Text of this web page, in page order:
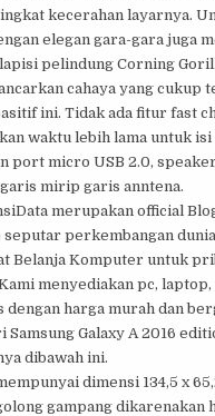
kecerahan layarnya.
elegan gara-gara juga
pelindung Corning
cahaya yang cukup
ini. Tidak ada fitur fast
waktu lebih lama untuk isi
port micro USB 2.0,
mirip garis anntena.
merupakan official
perkembangan
Belanja Komputer untuk
menyediakan pc,
dengan harga murah dan
Samsung Galaxy A 2016
dibawah ini.
dimensi 134,5 x
gampang dikarenakan